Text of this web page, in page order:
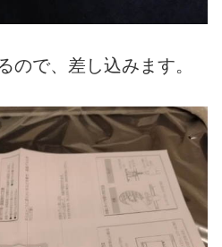
ので、差し込みます。